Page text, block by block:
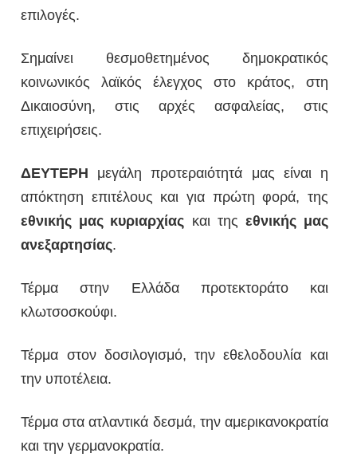
επιλογές.
Σημαίνει θεσμοθετημένος δημοκρατικός
κοινωνικός λαϊκός έλεγχος στο κράτος, στη
Δικαιοσύνη, στις αρχές ασφαλείας, στις
επιχειρήσεις.
ΔΕΥΤΕΡΗ μεγάλη προτεραιότητά μας είναι η
απόκτηση επιτέλους και για πρώτη φορά, της
εθνικής μας κυριαρχίας και τηςεθνικής μας
ανεξαρτησίας.
Τέρμα στην Ελλάδα προτεκτοράτο και
κλωτσοσκούφι.
Τέρμα στον δοσιλογισμό, την εθελοδουλία και
την υποτέλεια.
Τέρμα στα ατλαντικά δεσμά, την αμερικανοκρατία
και την γερμανοκρατία.